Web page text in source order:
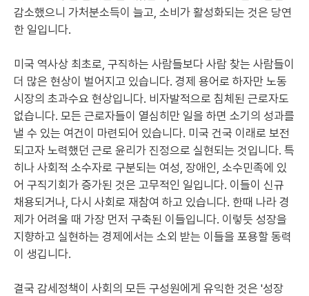
감소했으니 가처분소득이 늘고, 소비가 활성화되는 것은 당연
한 일입니다.
미국 역사상 최초로, 구직하는 사람들보다 사람 찾는 사람들이
더 많은 현상이 벌어지고 있습니다. 경제 용어로 하자만 노동
시장의 초과수요 현상입니다. 비자발적으로 침체된 근로자도
없습니다. 모든 근로자들이 열심히만 일을 하면 소기의 성과를
낼 수 있는 여건이 마련되어 있습니다. 미국 건국 이래로 보전
되고자 노력했던 근로 윤리가 진정으로 실현되는 것입니다. 특
히나 사회적 소수자로 구분되는 여성, 장애인, 소수민족에 있
어 구직기회가 증가된 것은 고무적인 일입니다. 이들이 신규
채용되거나, 다시 사회로 재참여 하고 있습니다. 한때 나라 경
제가 어려울 때 가장 먼저 구축된 이들입니다. 이렇듯 성장을
지향하고 실현하는 경제에서는 소외 받는 이들을 포용할 동력
이 생깁니다.
결국 감세정책이 사회의 모든 구성원에게 유익한 것은 '성장